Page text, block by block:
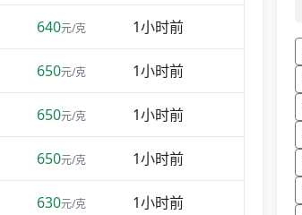
640元/克 1小时前
650元/克 1小时前
650元/克 1小时前
650元/克 1小时前
630元/克 1小时前